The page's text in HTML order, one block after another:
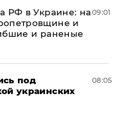
РФ в Украине: на
и
и раненые
09:01
под
украинских
08:05